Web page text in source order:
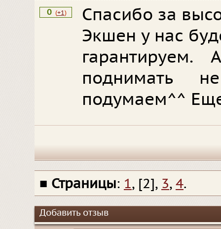
0 (+1)
Спасибо за
Экшен у нас
гарантируем.
поднимать
подумаем^^
■ Страницы: 1, [2], 3, 4.
Добавить отзыв